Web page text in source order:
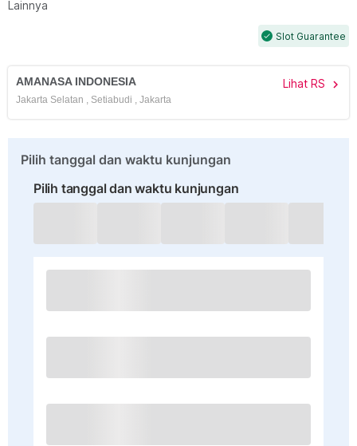
Lainnya
check Slot Guarantee
AMANASA INDONESIA Lihat RS chevron_right
Jakarta Selatan , Setiabudi , Jakarta
Pilih tanggal dan waktu kunjungan
Pilih tanggal dan waktu kunjungan